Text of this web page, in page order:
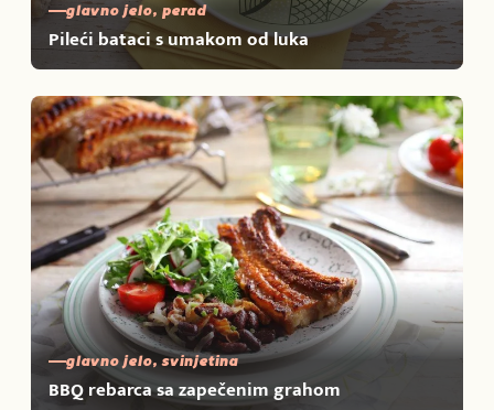
glavno jelo, perad
Pileći bataci s umakom od luka
glavno jelo, svinjetina
BBQ rebarca sa zapečenim grahom